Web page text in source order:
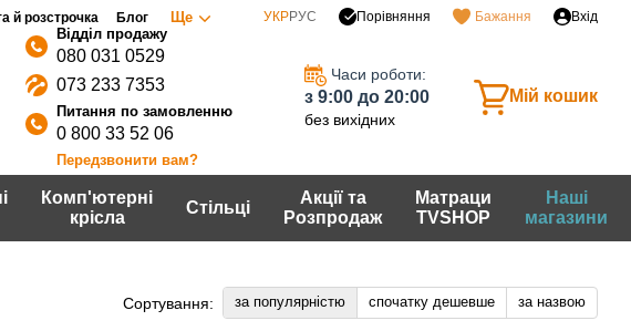
й розстрочка Блог Ще УКРРУС Порівняння Бажання Вхід
080 031 0529
073 233 7353
0 800 33 52 06
Передзвонити вам?
Часи роботи:
з 9:00 до 20:00
без вихідних
Мій кошик
Комп'ютерні
крісла
Стільці
Акції та
Розпродаж
Матраци
TVSHOP
Наші
магазини
Сортування: за популярністю спочатку дешевше за назвою